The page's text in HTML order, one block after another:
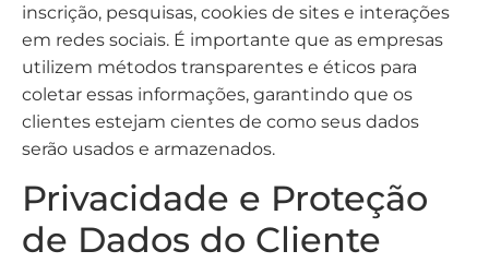
inscrição, pesquisas, cookies de sites e interações
em redes sociais. É importante que as empresas
utilizem métodos transparentes e éticos para
coletar essas informações, garantindo que os
clientes estejam cientes de como seus dados
serão usados e armazenados.
Privacidade e Proteção
de Dados do Cliente